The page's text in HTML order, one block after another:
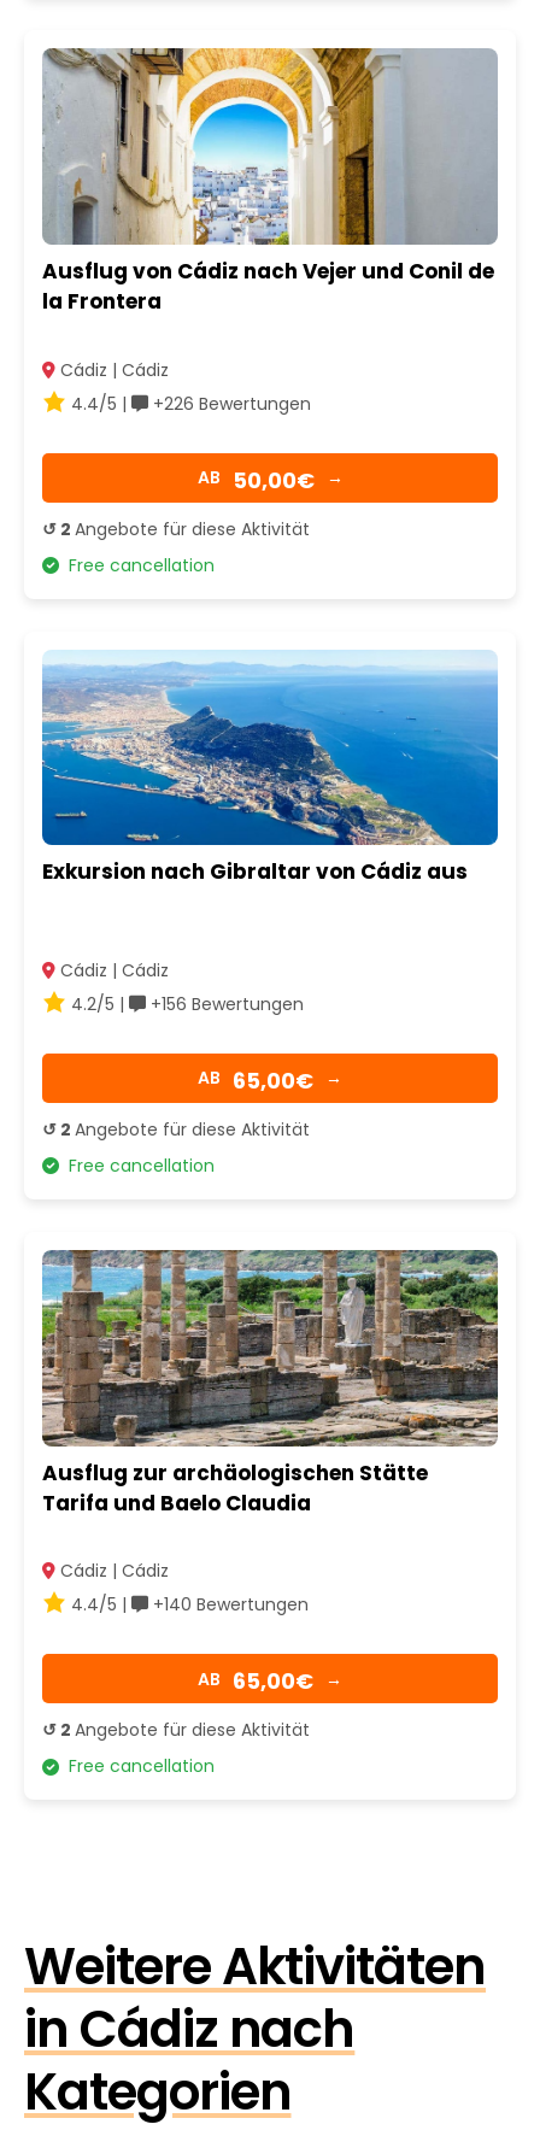
Ausflug von Cádiz nach Vejer und Conil de
la Frontera
Cádiz | Cádiz
4.4/5 |
+226 Bewertungen
AB 50,00€ →
↺ 2 Angebote für diese Aktivität
Free cancellation
Exkursion nach Gibraltar von Cádiz aus
Cádiz | Cádiz
4.2/5 |
+156 Bewertungen
AB 65,00€ →
↺ 2 Angebote für diese Aktivität
Free cancellation
Ausflug zur archäologischen Stätte
Tarifa und Baelo Claudia
Cádiz | Cádiz
4.4/5 |
+140 Bewertungen
AB 65,00€ →
↺ 2 Angebote für diese Aktivität
Free cancellation
Weitere Aktivitäten
in Cádiz nach
Kategorien